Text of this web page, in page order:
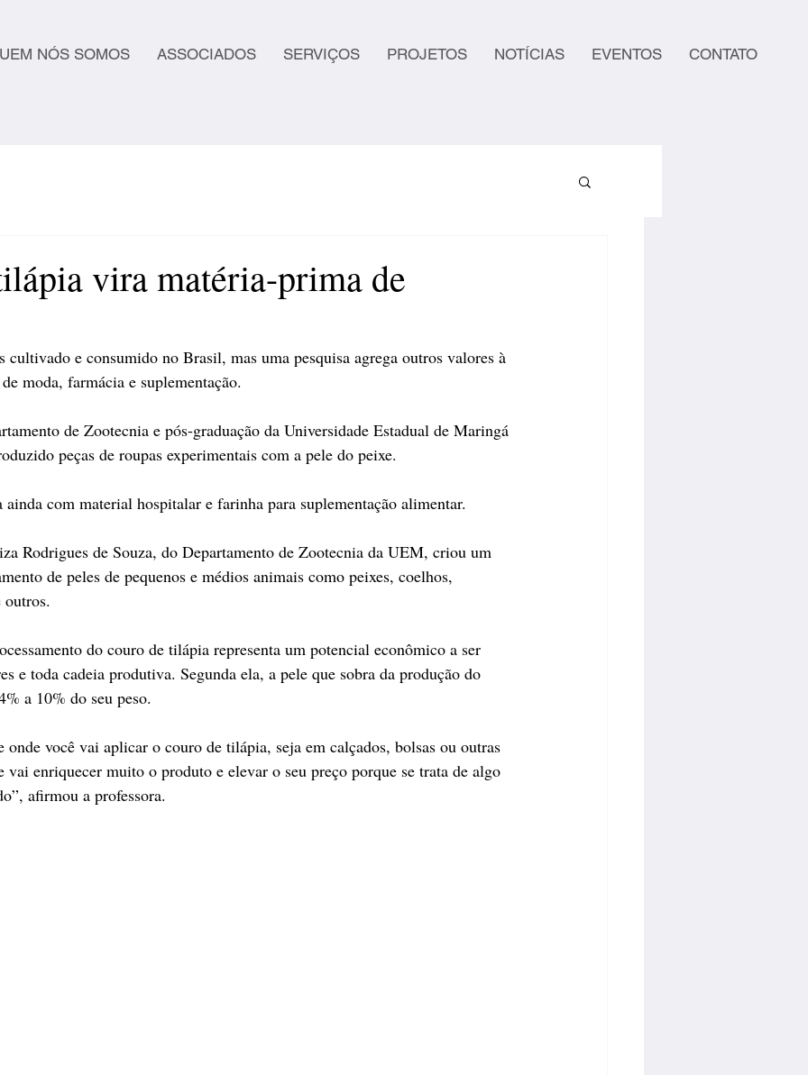
NÓS SOMOS ASSOCIADOS SERVIÇOS PROJETOS NOTÍCIAS EVENTOS CONTATO
vira matéria-prima de
e consumido no Brasil, mas uma pesquisa agrega outros valores à
moda, farmácia e suplementação.
de Zootecnia e pós-graduação da Universidade Estadual de Maringá
peças de roupas experimentais com a pele do peixe.
ainda com material hospitalar e farinha para suplementação alimentar.
Rodrigues de Souza, do Departamento de Zootecnia da UEM, criou um
de peles de pequenos e médios animais como peixes, coelhos,
do couro de tilápia representa um potencial econômico a ser
e toda cadeia produtiva. Segunda ela, a pele que sobra da produção do
a 10% do seu peso.
onde você vai aplicar o couro de tilápia, seja em calçados, bolsas ou outras
vai enriquecer muito o produto e elevar o seu preço porque se trata de algo
afirmou a professora.